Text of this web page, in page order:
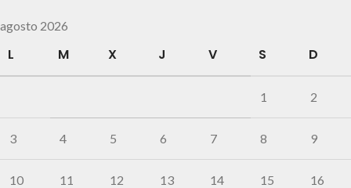
agosto 2026
L M X J V S D
1 2
3 4 5 6 7 8 9
10 11 12 13 14 15 16